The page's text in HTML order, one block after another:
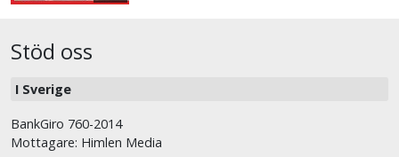
Stöd oss
I Sverige
BankGiro 760-2014
Mottagare: Himlen Media